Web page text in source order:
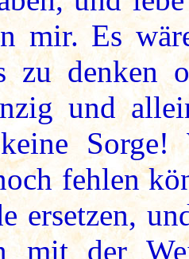
mir. Es
zu denken
und
keine
fehlen
ersetzen,
mit der